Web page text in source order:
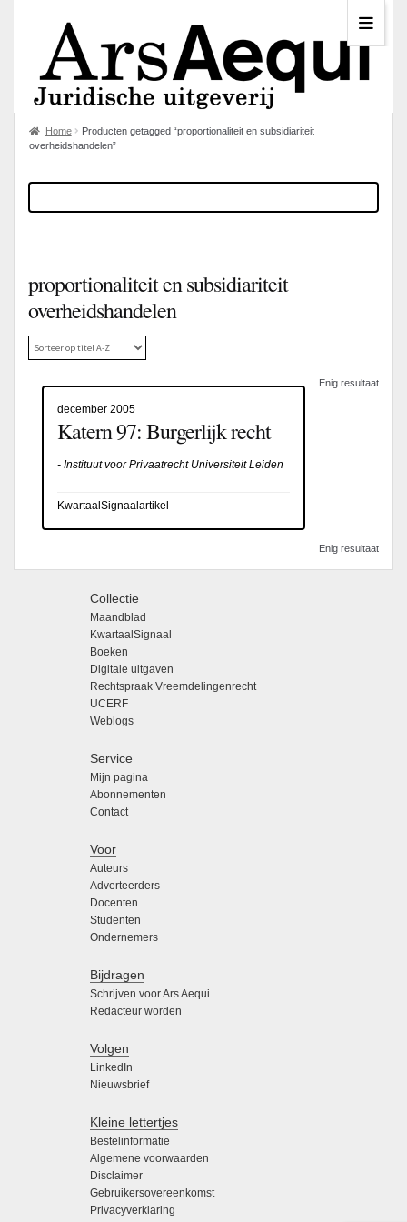
Home
Producten getagged “proportionaliteit en subsidiariteit
overheidshandelen”
proportionaliteit en subsidiariteit
overheidshandelen
Enig resultaat
december 2005
Katern 97: Burgerlijk recht
- Instituut voor Privaatrecht Universiteit Leiden
KwartaalSignaalartikel
Enig resultaat
Collectie
Maandblad
KwartaalSignaal
Boeken
Digitale uitgaven
Rechtspraak Vreemdelingenrecht
UCERF
Weblogs
Service
Mijn pagina
Abonnementen
Contact
Voor
Auteurs
Adverteerders
Docenten
Studenten
Ondernemers
Bijdragen
Schrijven voor Ars Aequi
Redacteur worden
Volgen
LinkedIn
Nieuwsbrief
Kleine lettertjes
Bestelinformatie
Algemene voorwaarden
Disclaimer
Gebruikersovereenkomst
Privacyverklaring